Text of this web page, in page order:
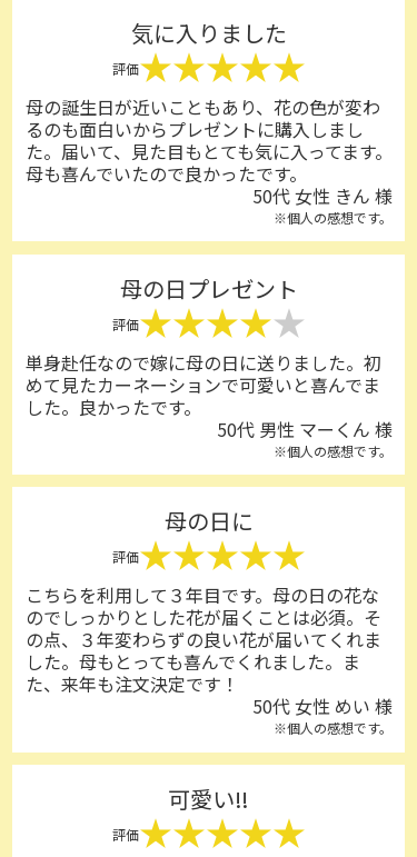
気に入りました
評価★★★★★
母の誕生日が近いこともあり、花の色が変わ
るのも面白いからプレゼントに購入しまし
た。届いて、見た目もとても気に入ってます。
母も喜んでいたので良かったです。
50代 女性 きん 様
※個人の感想です。
母の日プレゼント
評価★★★★★
単身赴任なので嫁に母の日に送りました。初
めて見たカーネーションで可愛いと喜んでま
した。良かったです。
50代 男性 マーくん 様
※個人の感想です。
母の日に
評価★★★★★
こちらを利用して３年目です。母の日の花な
のでしっかりとした花が届くことは必須。そ
の点、３年変わらずの良い花が届いてくれま
した。母もとっても喜んでくれました。ま
た、来年も注文決定です！
50代 女性 めい 様
※個人の感想です。
可愛い‼️
評価★★★★★